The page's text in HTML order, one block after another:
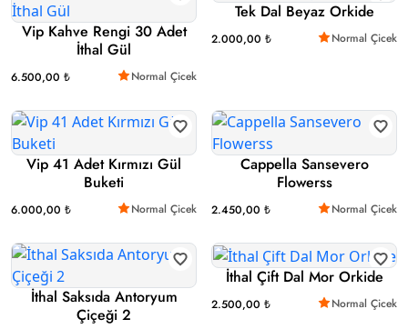
Vip Kahve Rengi 30 Adet
İthal Gül
6.500,00 ₺ Normal Çicek
Tek Dal Beyaz Orkide
2.000,00 ₺ Normal Çicek
Vip 41 Adet Kırmızı Gül
Buketi
6.000,00 ₺ Normal Çicek
Cappella Sansevero
Flowerss
2.450,00 ₺ Normal Çicek
İthal Saksıda Antoryum
Çiçeği 2
İthal Çift Dal Mor Orkide
2.500,00 ₺ Normal Çicek